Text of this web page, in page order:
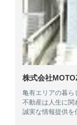
株式会社
亀有エリアの暮ら
不動産は人生に関
誠実な情報提供を